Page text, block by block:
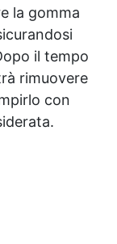
la gomma
il tempo
rimuovere
con